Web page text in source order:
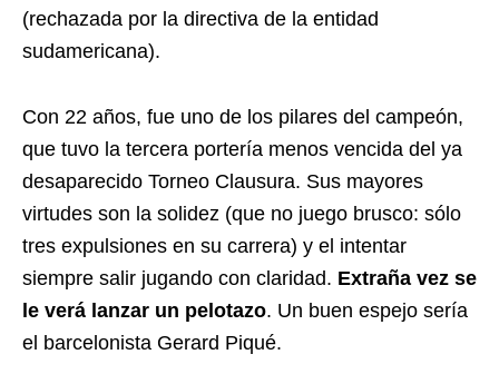
(rechazada por la directiva de la entidad
sudamericana).
Con 22 años, fue uno de los pilares del campeón,
que tuvo la tercera portería menos vencida del ya
desaparecido Torneo Clausura. Sus mayores
virtudes son la solidez (que no juego brusco: sólo
tres expulsiones en su carrera) y el intentar
siempre salir jugando con claridad. Extraña vez se
le verá lanzar un pelotazo. Un buen espejo sería
el barcelonista Gerard Piqué.